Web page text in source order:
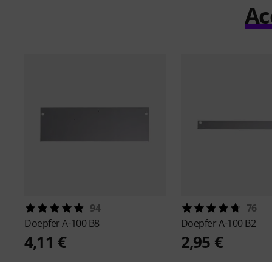
94
DoepferA-100 B8
4,11 €
76
DoepferA-100 B2
2,95 €